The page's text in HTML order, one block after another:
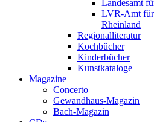
Landesamt
LVR-Amt
Rheinland
Regionalliteratur
Kochbücher
Kinderbücher
Kunstkataloge
Magazine
Concerto
Gewandhaus-Magazin
Bach-Magazin